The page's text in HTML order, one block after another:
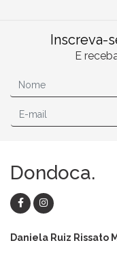
Inscreva-
E
Dondoca.
Daniela Ruiz Rissato